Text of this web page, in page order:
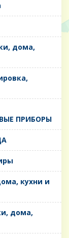
дома,
ПРИБОРЫ
кухни и
дома,